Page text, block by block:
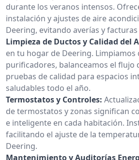
durante los veranos intensos.
instalación y ajustes de aire
Deering, evitando averías y facturas
Limpieza de Ductos y Calidad del
en tu hogar de Deering. Limpiamos
purificadores, balanceamos el flujo
pruebas de calidad para espacios
saludables todo el año.
Termostatos y Controles:
de termostatos y zonas significan
e inteligente en cada habitación.
facilitando el ajuste de la
Deering.
Mantenimiento y Auditorías